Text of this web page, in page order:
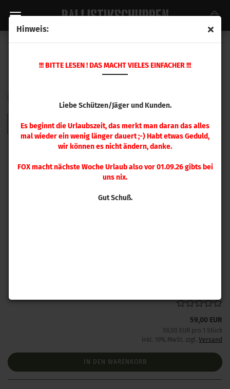
Hinweis:
!!! BITTE LESEN ! DAS MACHT VIELES EINFACHER !!!
Liebe Schützen/Jäger und Kunden.
Es beginnt die Urlaubszeit, das merkt man daran das alles
mal wieder ein wenig länger dauert ;-) Habt etwas Geduld,
wir können es nicht ändern, danke.
FOX macht nächste Woche Urlaub also vor 01.09.26 gibts bei
uns nix.
Gut Schuß.
59,00 EUR
59,00 EUR pro 1 Stück
inkl. 19% MwSt. zzgl. Versand
IN DEN WARENKORB